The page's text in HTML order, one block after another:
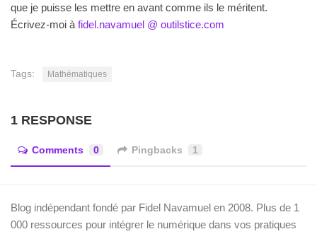
que je puisse les mettre en avant comme ils le méritent.
Écrivez-moi à fidel.navamuel @ outilstice.com
Tags: Mathématiques
1 RESPONSE
Comments 0 Pingbacks 1
Blog indépendant fondé par Fidel Navamuel en 2008. Plus de 1
000 ressources pour intégrer le numérique dans vos pratiques